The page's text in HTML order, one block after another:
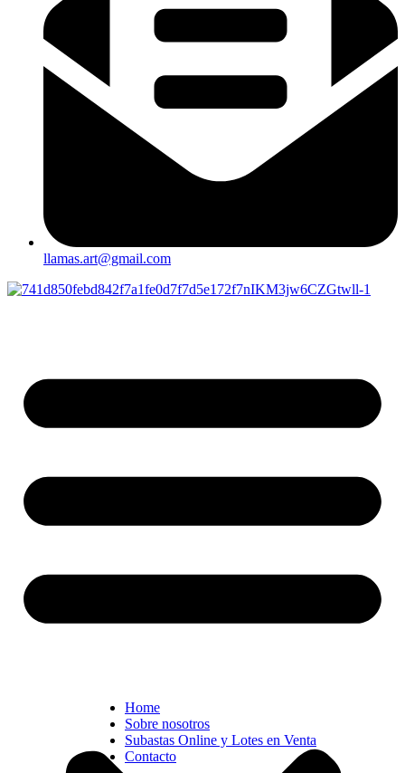
llamas.art@gmail.com
Home
Sobre nosotros
Subastas Online y Lotes en Venta
Contacto